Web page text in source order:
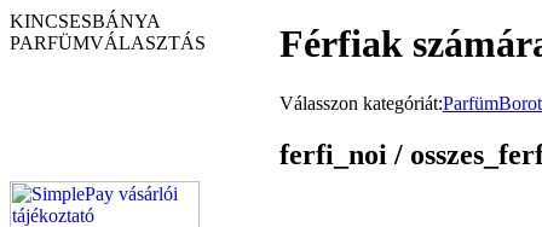
KINCSESBÁNYA
PARFÜMVÁLASZTÁS Férfiak
Válasszon kategóriát:Parfüm
ferfi_noi /